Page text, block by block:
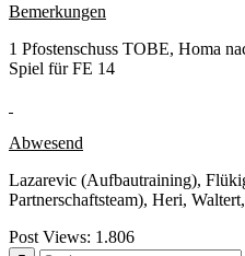
Bemerkungen
1 Pfostenschuss TOBE, Homa
Spiel für FE 14
Abwesend
Lazarevic (Aufbautraining),
Partnerschaftsteam), Heri,
Post Views: 1.806